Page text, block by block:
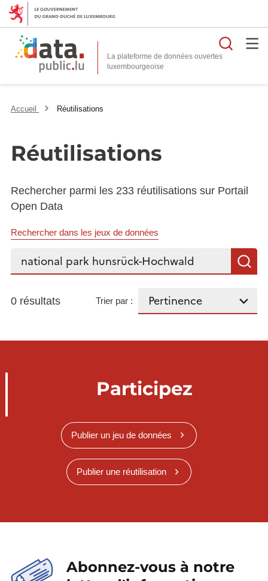
La plateforme de données ouvertes
Accueil Réutilisations
Réutilisations
Rechercher parmi les 233 réutilisations sur Portail
Open Data
Rechercher dans les jeux de données
Rechercher...
0 résultats Trier par :
Participez
Publier un jeu de données
Publier une réutilisation
Abonnez-vous à notre